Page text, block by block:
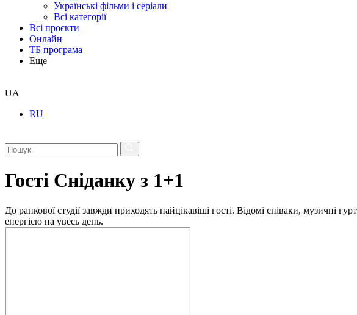
Українські фільми і серіали
Всі категорії
Всі проєкти
Онлайн
ТБ програма
Еще
UA
RU
Гості Сніданку з 1+1
До ранкової студії завжди приходять найцікавіші гості. Відомі співаки,
енергією на увесь день.